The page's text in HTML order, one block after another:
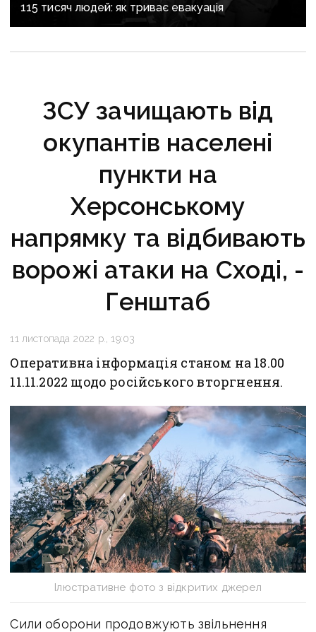
115 тисяч людей: як триває евакуація
ЗСУ зачищають від
окупантів населені
пункти на
Херсонському
напрямку та відбивають
ворожі атаки на Сході, -
Генштаб
11 листопада 2022 р., 19:03
Оперативна інформація станом на 18.00
11.11.2022 щодо російського вторгнення.
Ілюстративне фото з відкритих джерел
Сили оборони продовжують звільнення